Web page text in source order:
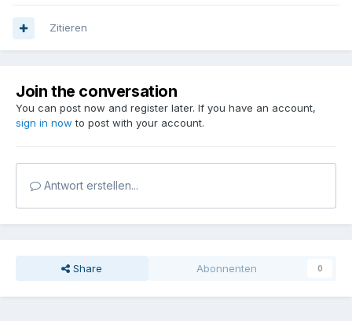
Zitieren
Join the conversation
You can post now and register later. If you have an account,
sign in now to post with your account.
Antwort erstellen...
Share Abonnenten 0